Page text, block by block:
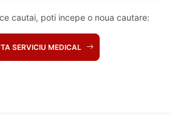
cautai, poti incepe o noua cautare:
SERVICIU MEDICAL